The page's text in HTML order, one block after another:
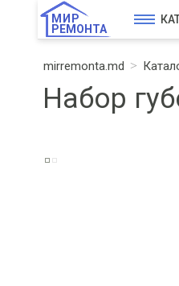
МИР
РЕМОНТА
mirremonta.md
Набор